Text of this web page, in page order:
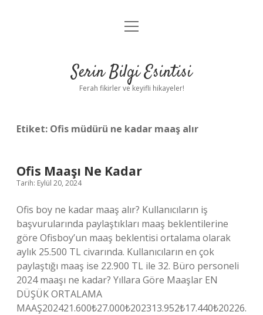
Anasayfa
Yasal Uyarı
menüyü
Serin Bilgi Esintisi
Ferah fikirler ve keyifli hikayeler!
Etiket: Ofis müdürü ne kadar maaş alır
Ofis Maaşı Ne Kadar
Tarih: Eylül 20, 2024
Ofis boy ne kadar maaş alır? Kullanıcıların iş
başvurularında paylaştıkları maaş beklentilerine
göre Ofisboy’un maaş beklentisi ortalama olarak
aylık 25.500 TL civarında. Kullanıcıların en çok
paylaştığı maaş ise 22.900 TL ile 32. Büro personeli
2024 maaşı ne kadar? Yıllara Göre Maaşlar EN
DÜŞÜK ORTALAMA
MAAŞ202421.600₺27.000₺202313.952₺17.440₺20226.